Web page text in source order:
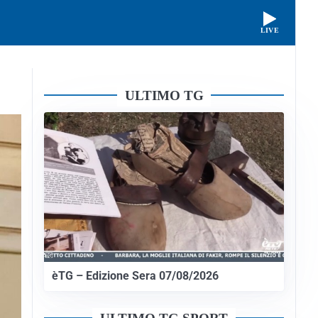
LIVE
ULTIMO TG
èTG – Edizione Sera 07/08/2026